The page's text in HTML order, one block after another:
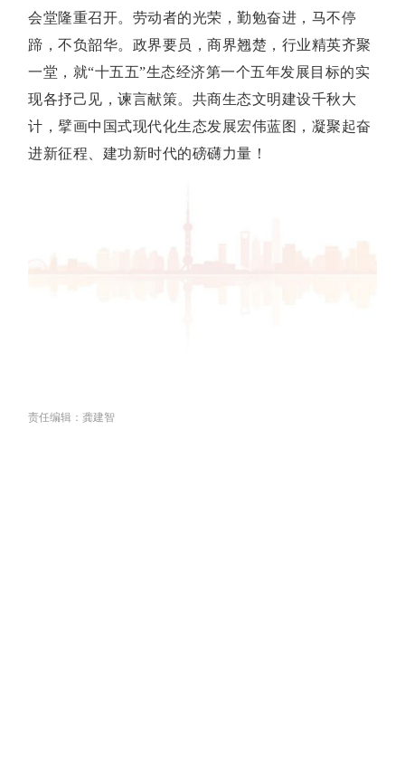
会堂隆重召开。劳动者的光荣，勤勉奋进，马不停
蹄，不负韶华。政界要员，商界翘楚，行业精英齐聚
一堂，就“十五五”生态经济第一个五年发展目标的实
现各抒己见，谏言献策。共商生态文明建设千秋大
计，擘画中国式现代化生态发展宏伟蓝图，凝聚起奋
进新征程、建功新时代的磅礴力量！
责任编辑：龚建智